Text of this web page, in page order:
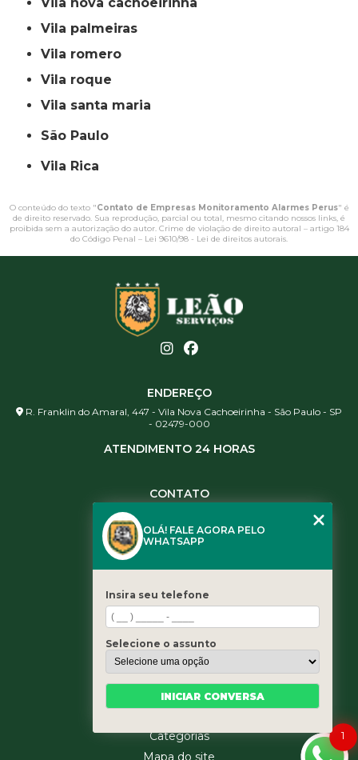
vila palmeiras
vila romero
vila roque
vila santa maria
São Paulo
Vila Rica
O conteúdo do texto "Contato de Empresas Monitoramento Alarmes Perus" é
de direito reservado. Sua reprodução, parcial ou total, mesmo citando nossos links, é
proibida sem a autorização do autor. Crime de violação de direito autoral – artigo 184
do Código Penal – Lei 9610/98 - Lei de direitos autorais.
ENDEREÇO
R. Franklin do Amaral, 447 - Vila Nova Cachoeirinha - São Paulo - SP
- 02479-000
ATENDIMENTO 24 HORAS
CONTATO
(11) 3461-5871
contato@leaoservicos.com.br
Home
Quem somos
Serviços
Blog
Categorias
1
OLÁ! FALE AGORA PELO
WHATSAPP
Insira seu telefone
Selecione o assunto
INICIAR CONVERSA